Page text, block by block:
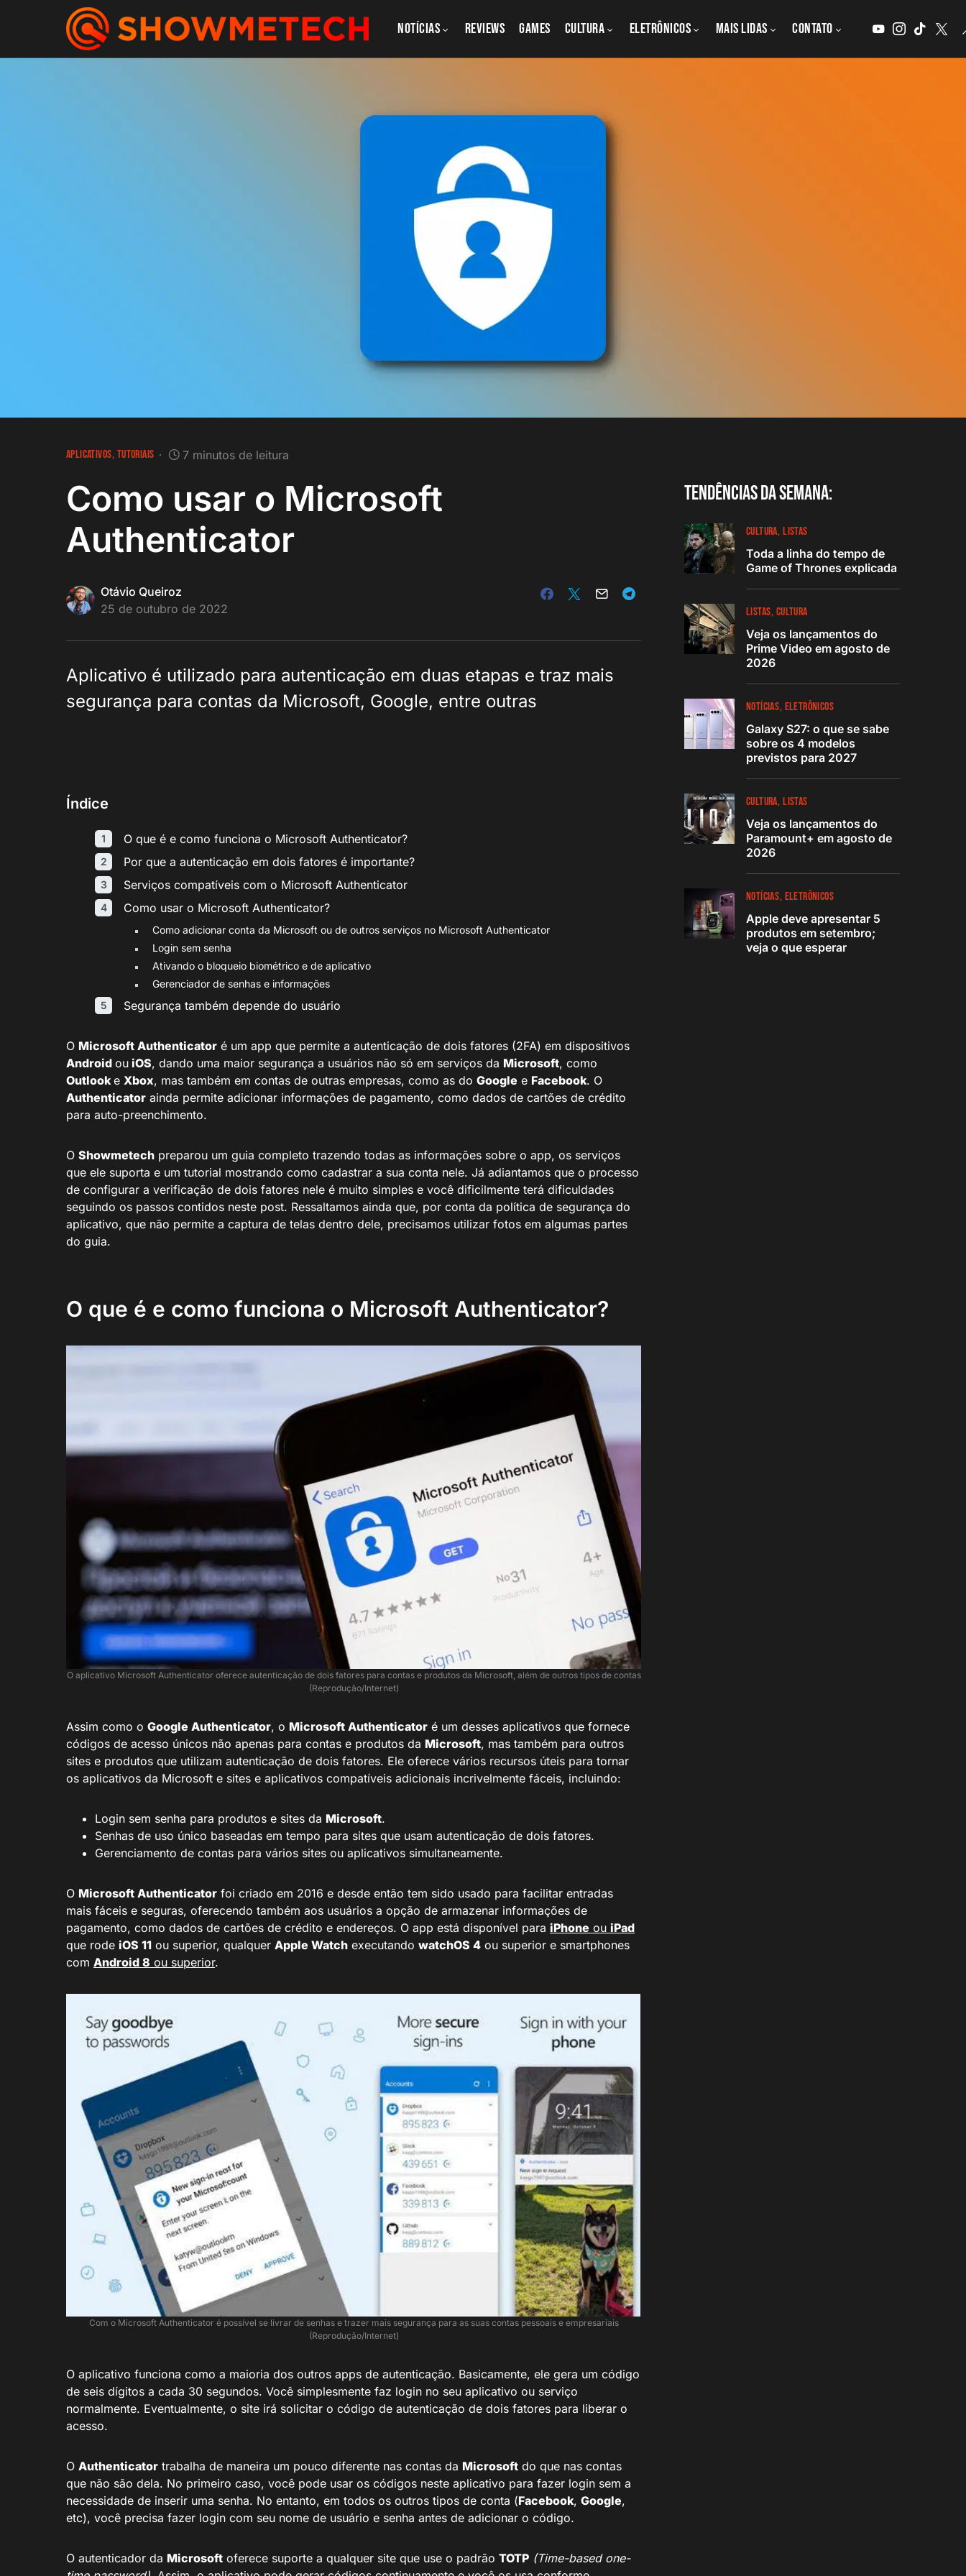
NOTÍCIAS REVIEWS GAMES CULTURA Eletrônicos MAIS LIDAS CONTATO
APLICATIVOS TUTORIAIS 7 minutos de leitura
Como usar o Microsoft
Authenticator
Otávio Queiroz
25 de outubro de 2022
Aplicativo é utilizado para autenticação em duas etapas e traz mais
segurança para contas da Microsoft, Google, entre outras
Índice
O que é e como funciona o Microsoft Authenticator?
Por que a autenticação em dois fatores é importante?
Serviços compatíveis com o Microsoft Authenticator
Como usar o Microsoft Authenticator?
Como adicionar conta da Microsoft ou de outros serviços no Microsoft Authenticator
Login sem senha
Ativando o bloqueio biométrico e de aplicativo
Gerenciador de senhas e informações
Segurança também depende do usuário
O Microsoft Authenticator é um app que permite a autenticação de dois fatores (2FA) em dispositivos
Android ou iOS, dando uma maior segurança a usuários não só em serviços da Microsoft, como
Outlooke Xbox, mas também em contas de outras empresas, como as do Google e Facebook. O
Authenticator ainda permite adicionar informações de pagamento, como dados de cartões de crédito
para auto-preenchimento.
O Showmetech preparou um guia completo trazendo todas as informações sobre o app, os serviços
que ele suporta e um tutorial mostrando como cadastrar a sua conta nele. Já adiantamos que o processo
de configurar a verificação de dois fatores nele é muito simples e você dificilmente terá dificuldades
seguindo os passos contidos neste post. Ressaltamos ainda que, por conta da política de segurança do
aplicativo, que não permite a captura de telas dentro dele, precisamos utilizar fotos em algumas partes
do guia.
O que é e como funciona o Microsoft Authenticator?
O aplicativo Microsoft Authenticator oferece autenticação de dois fatores para contas e produtos da Microsoft, além de outros tipos de contas
(Reprodução/Internet)
Assim como o Google Authenticator, o Microsoft Authenticator é um desses aplicativos que fornece
códigos de acesso únicos não apenas para contas e produtos da Microsoft, mas também para outros
sites e produtos que utilizam autenticação de dois fatores. Ele oferece vários recursos úteis para tornar
os aplicativos da Microsoft e sites e aplicativos compatíveis adicionais incrivelmente fáceis, incluindo:
Login sem senha para produtos e sites da Microsoft.
Senhas de uso único baseadas em tempo para sites que usam autenticação de dois fatores.
Gerenciamento de contas para vários sites ou aplicativos simultaneamente.
O Microsoft Authenticator foi criado em 2016 e desde então tem sido usado para facilitar entradas
mais fáceis e seguras, oferecendo também aos usuários a opção de armazenar informações de
pagamento, como dados de cartões de crédito e endereços. O app está disponível para iPhone ou iPad
que rode iOS 11 ou superior, qualquer Apple Watch executando watchOS 4 ou superior e smartphones
com Android 8 ou superior.
Com o Microsoft Authenticator é possível se livrar de senhas e trazer mais segurança para as suas contas pessoais e empresariais
(Reprodução/Internet)
O aplicativo funciona como a maioria dos outros apps de autenticação. Basicamente, ele gera um código
de seis dígitos a cada 30 segundos. Você simplesmente faz login no seu aplicativo ou serviço
normalmente. Eventualmente, o site irá solicitar o código de autenticação de dois fatores para liberar o
acesso.
O Authenticator trabalha de maneira um pouco diferente nas contas da Microsoft do que nas contas
que não são dela. No primeiro caso, você pode usar os códigos neste aplicativo para fazer login sem a
necessidade de inserir uma senha. No entanto, em todos os outros tipos de conta (Facebook, Google,
etc), você precisa fazer login com seu nome de usuário e senha antes de adicionar o código.
O autenticador da Microsoft oferece suporte a qualquer site que use o padrão TOTP (Time-based one-
Tendências da semana:
CULTURA LISTAS
Toda a linha do tempo de
Game of Thrones explicada
LISTAS CULTURA
Veja os lançamentos do
Prime Video em agosto de
2026
NOTÍCIAS ELETRÔNICOS
Galaxy S27: o que se sabe
sobre os 4 modelos
previstos para 2027
CULTURA LISTAS
Veja os lançamentos do
Paramount+ em agosto de
2026
NOTÍCIAS ELETRÔNICOS
Apple deve apresentar 5
produtos em setembro;
veja o que esperar